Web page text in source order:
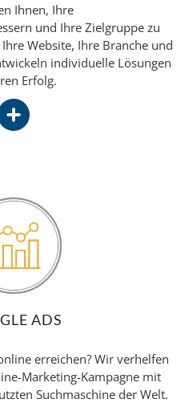
Ihnen, Ihre
und Ihre Zielgruppe zu
Website, Ihre Branche und
individuelle Lösungen
Erfolg.
ADS
erreichen? Wir verhelfen
Marketing-Kampagne mit
Suchmaschine der Welt.